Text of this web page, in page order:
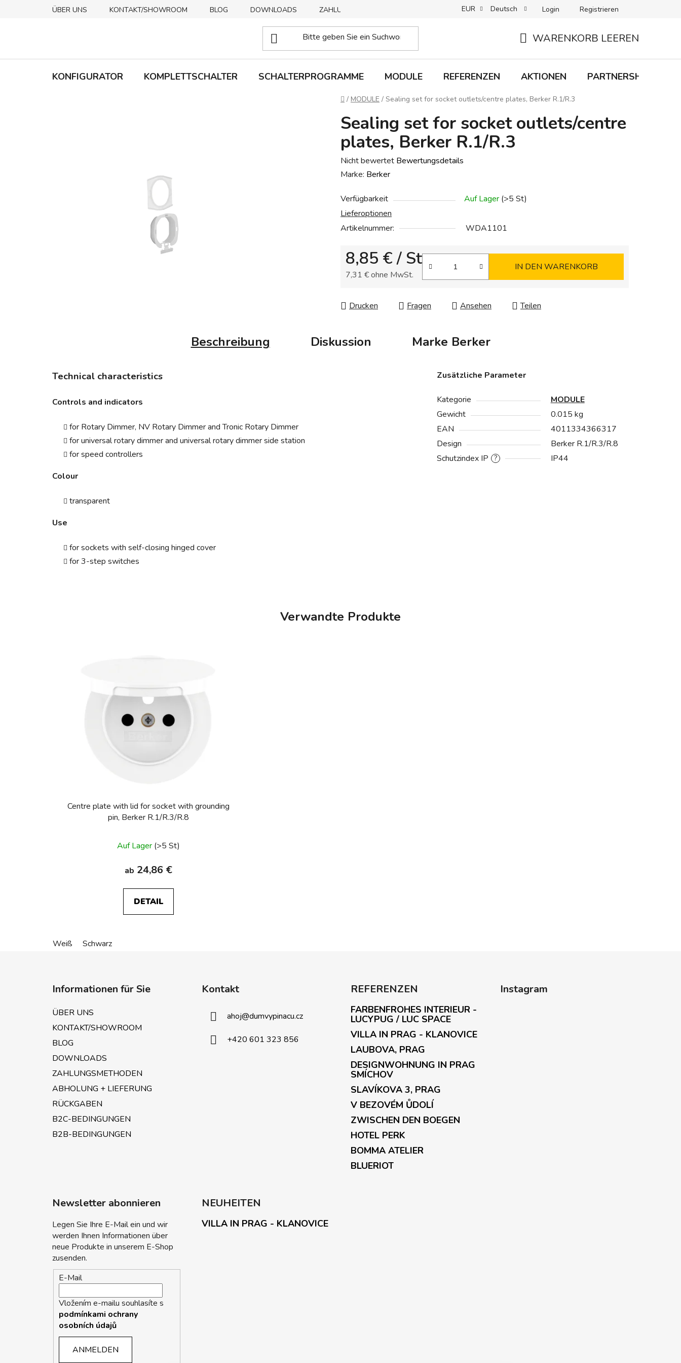
ÜBER UNS KONTAKT/SHOWROOM BLOG DOWNLOADS ZAHLUNGSMETHODEN ABHOLUNG + LIEFERUNG RÜCKGABEN B2C-BEDINGUNGEN
EUR Deutsch Login Registrieren
WARENKORB LEEREN
KONFIGURATOR KOMPLETTSCHALTER SCHALTERPROGRAMME MODULE REFERENZEN AKTIONEN PARTNERSHIP
Startseite
/ MODULE / Sealing set for socket outlets/centre plates, Berker R.1/R.3
Sealing set for socket outlets/centre
plates, Berker R.1/R.3
Die
durchschnittliche
ist
0,0
von
Sternen.
Nicht bewertet Bewertungsdetails
Marke: Berker
Verfügbarkeit Auf Lager (>5 St)
Lieferoptionen
Artikelnummer:
WDA1101
8,85 €/ St
7,31 € ohne MwSt.
IN DEN WARENKORB
Drucken Fragen Ansehen Teilen
Beschreibung Diskussion Marke Berker
Technical characteristics
Controls and indicators
for Rotary Dimmer, NV Rotary Dimmer and Tronic Rotary Dimmer
for universal rotary dimmer and universal rotary dimmer side station
for speed controllers
Colour
transparent
Use
for sockets with self-closing hinged cover
for 3-step switches
Zusätzliche Parameter
Kategorie
MODULE
Gewicht
0.015 kg
EAN
4011334366317
Design
Berker R.1/R.3/R.8
?
Schutzindex IP IP44
Verwandte Produkte
Centre plate with lid for socket with grounding
pin, Berker R.1/R.3/R.8
Auf Lager (>5 St)
ab 24,86 €
DETAIL
Weiß Schwarz
Informationen für Sie
ÜBER UNS
KONTAKT/SHOWROOM
BLOG
DOWNLOADS
ZAHLUNGSMETHODEN
ABHOLUNG + LIEFERUNG
RÜCKGABEN
B2C-BEDINGUNGEN
B2B-BEDINGUNGEN
Kontakt
ahoj@dumvypinacu.cz
+420 601 323 856
REFERENZEN
FARBENFROHES INTERIEUR -
LUCYPUG / LUC SPACE
VILLA IN PRAG - KLANOVICE
LAUBOVA, PRAG
DESIGNWOHNUNG IN PRAG
SMÍCHOV
SLAVÍKOVA 3, PRAG
V BEZOVÉM ŮDOLÍ
ZWISCHEN DEN BOEGEN
HOTEL PERK
BOMMA ATELIER
BLUERIOT
Instagram
Newsletter abonnieren
Legen Sie Ihre E-Mail ein und wir
werden Ihnen Informationen über
neue Produkte in unserem E-Shop
zusenden.
E-Mail
Vložením e-mailu souhlasíte s
podmínkami ochrany
osobních údajů
ANMELDEN
NEUHEITEN
VILLA IN PRAG - KLANOVICE